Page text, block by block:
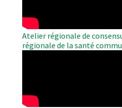
Atelier régionale de
régionale de la santé